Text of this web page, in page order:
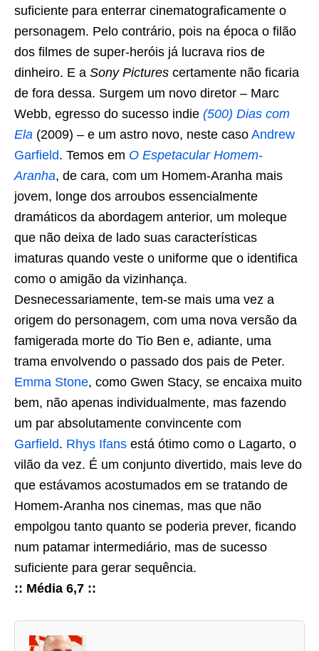
suficiente para enterrar cinematograficamente o
personagem. Pelo contrário, pois na época o filão
dos filmes de super-heróis já lucrava rios de
dinheiro. E a Sony Pictures certamente não ficaria
de fora dessa. Surgem um novo diretor – Marc
Webb, egresso do sucesso indie (500) Dias com
Ela (2009) – e um astro novo, neste caso Andrew
Garfield. Temos em O Espetacular Homem-
Aranha, de cara, com um Homem-Aranha mais
jovem, longe dos arroubos essencialmente
dramáticos da abordagem anterior, um moleque
que não deixa de lado suas características
imaturas quando veste o uniforme que o identifica
como o amigão da vizinhança.
Desnecessariamente, tem-se mais uma vez a
origem do personagem, com uma nova versão da
famigerada morte do Tio Ben e, adiante, uma
trama envolvendo o passado dos pais de Peter.
Emma Stone, como Gwen Stacy, se encaixa muito
bem, não apenas individualmente, mas fazendo
um par absolutamente convincente com
Garfield. Rhys Ifans está ótimo como o Lagarto, o
vilão da vez. É um conjunto divertido, mais leve do
que estávamos acostumados em se tratando de
Homem-Aranha nos cinemas, mas que não
empolgou tanto quanto se poderia prever, ficando
num patamar intermediário, mas de sucesso
suficiente para gerar sequência.
:: Média 6,7 ::